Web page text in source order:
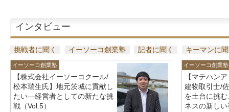
インタビュー
挑戦者に聞く イーソーコ創業塾 記者に聞く キーマンに
イーソーコ創業塾
【株式会社イーソーコクール/
松本瑞生氏】地元茨城に貢献し
たい—経営者としての新たな挑
戦（Vol.5）
イーソーコ創業塾
【マテハン
建物取引士/
を土台に挑
ネスの新し